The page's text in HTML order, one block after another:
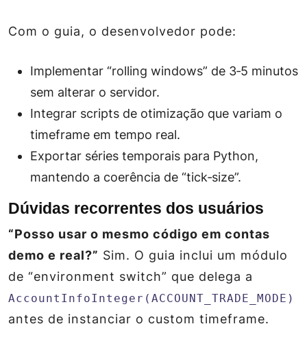
Com o guia, o desenvolvedor pode:
Implementar “rolling windows” de 3‑5 minutos
sem alterar o servidor.
Integrar scripts de otimização que variam o
timeframe em tempo real.
Exportar séries temporais para Python,
mantendo a coerência de “tick‑size”.
Dúvidas recorrentes dos usuários
“Posso usar o mesmo código em contas
demo e real?” Sim. O guia inclui um módulo
de “environment switch” que delega a
AccountInfoInteger(ACCOUNT_TRADE_MODE)
antes de instanciar o custom timeframe.